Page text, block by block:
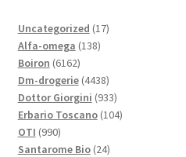
Uncategorized 1717
Alfa-omega 138138
Boiron 61626162
товара
Dm-drogerie 44384438
товаров
Dottor Giorgini 933933
товара
Erbario Toscano 104104
OTI 990990
товаров
Santarome Bio 2424